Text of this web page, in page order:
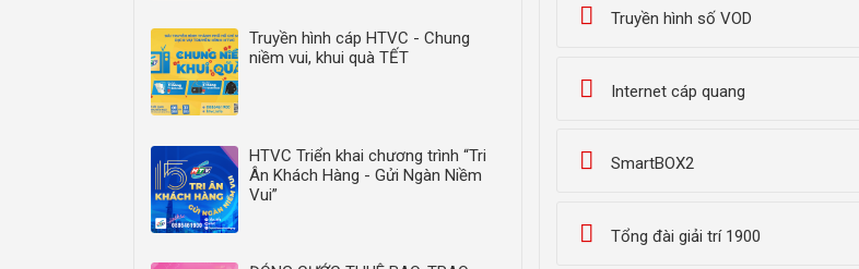
Truyền hình cáp HTVC - Chung
niềm vui, khui quà TẾT
HTVC Triển khai chương trình “Tri
Ân Khách Hàng - Gửi Ngàn Niềm
Vui”
Truyền hình số VOD
Internet cáp quang
SmartBOX2
Tổng đài giải trí 1900